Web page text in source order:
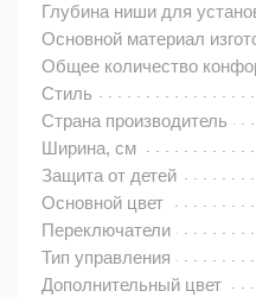
Глубина ниши для
Основной материал
Общее количество
Стиль
Страна производитель
Ширина, см
Защита от детей
Основной цвет
Переключатели
Тип управления
Дополнительный цвет